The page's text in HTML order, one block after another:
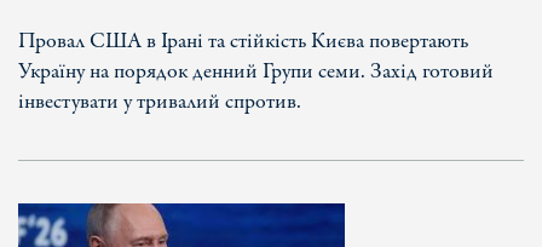
Провал США в Ірані та стійкість Києва повертають
Україну на порядок денний Групи семи. Захід готовий
інвестувати у тривалий спротив.